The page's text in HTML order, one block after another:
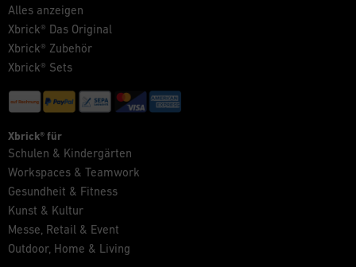
Alles anzeigen
Xbrick® Das Original
Xbrick® Zubehör
Xbrick® Sets
Xbrick® für
Schulen & Kindergärten
Workspaces & Teamwork
Gesundheit & Fitness
Kunst & Kultur
Messe, Retail & Event
Outdoor, Home & Living